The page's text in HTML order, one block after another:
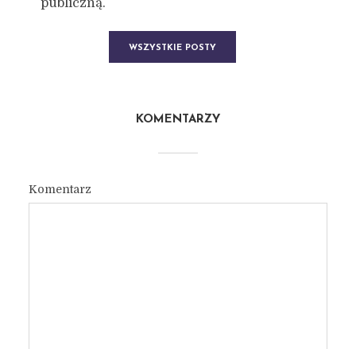
publiczną.
WSZYSTKIE POSTY
KOMENTARZY
Komentarz